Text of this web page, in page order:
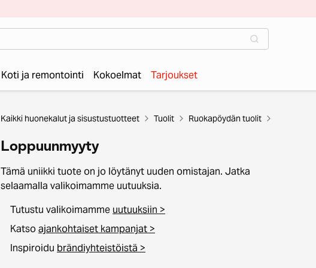
Koti ja remontointi Kokoelmat Tarjoukset
Kaikki huonekalut ja sisustustuotteet Tuolit Ruokapöydän tuolit
Loppuunmyyty
Tämä uniikki tuote on jo löytänyt uuden omistajan. Jatka
selaamalla valikoimamme uutuuksia.
Tutustu valikoimamme uutuuksiin >
Katsoajankohtaiset kampanjat >
Inspiroidu brändiyhteistöistä >